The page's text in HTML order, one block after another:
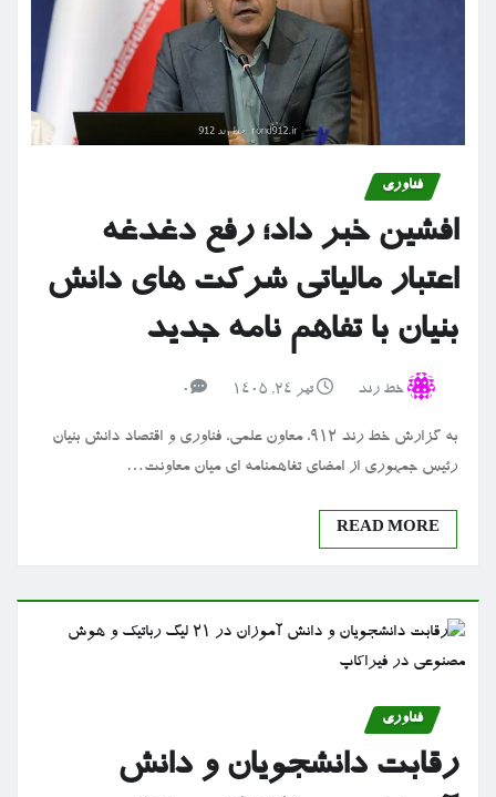
فناوری
افشین خبر داد؛ رفع دغدغه
اعتبار مالیاتی شرکت های دانش
بنیان با تفاهم نامه جدید
خط رند تیر ۲۴, ۱۴۰۵ 0
به گزارش خط رند 912، معاون علمی، فناوری و اقتصاد دانش بنیان
رئیس جمهوری از امضای تفاهمنامه ای میان معاونت…
READ MORE
فناوری
رقابت دانشجویان و دانش